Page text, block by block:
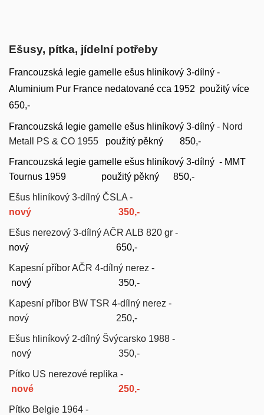
Ešusy, pítka, jídelní potřeby
Francouzská legie gamelle ešus hliníkový 3-dílný -
Aluminium Pur France nedatované cca 1952 použitý více
650,-
Francouzská legie gamelle ešus hliníkový 3-dílný - Nord
Metall
PS & CO 1955 použitý pěkný 850,-
Francouzská legie gamelle ešus hliníkový 3-dílný - MMT
Tournus 1959 použitý pěkný 850,-
Ešus hliníkový 3-dílný ČSLA -
nový
350,-
Ešus nerezový 3-dílný AČR ALB 820 gr -
nový 650,-
Kapesní příbor AČR 4-dílný nerez -
nový
350,-
Kapesní příbor BW TSR 4-dílný nerez -
nový 250,-
Ešus hliníkový 2-dílný Švýcarsko 1988 -
nový 350,-
Pítko US nerezové replika -
nové 250,-
Pítko Belgie 1964 -